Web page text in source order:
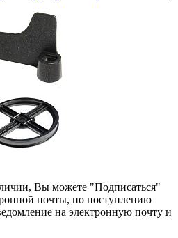
Вы можете "Подписаться"
почты, по поступлению
на электронную почту и